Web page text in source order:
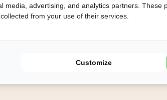
media, advertising, and analytics partners. These
from your use of their services.
Customize